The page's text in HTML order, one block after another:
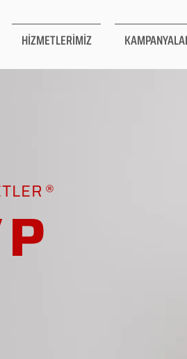
HİZMETLERİMİZ